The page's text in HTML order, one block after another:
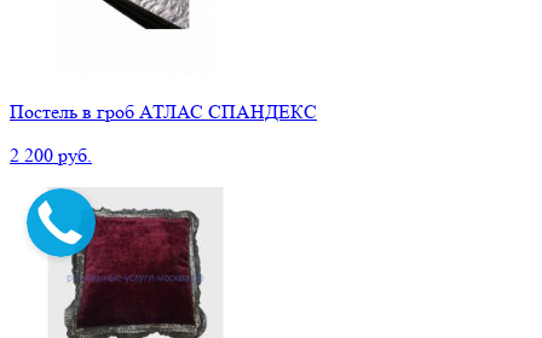
Постель в гроб АТЛАС СПАНДЕКС
2 200 руб.